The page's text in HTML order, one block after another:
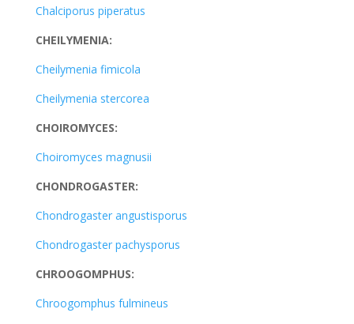
Chalciporus piperatus
CHEILYMENIA:
Cheilymenia fimicola
Cheilymenia stercorea
CHOIROMYCES:
Choiromyces magnusii
CHONDROGASTER:
Chondrogaster angustisporus
Chondrogaster pachysporus
CHROOGOMPHUS:
Chroogomphus fulmineus